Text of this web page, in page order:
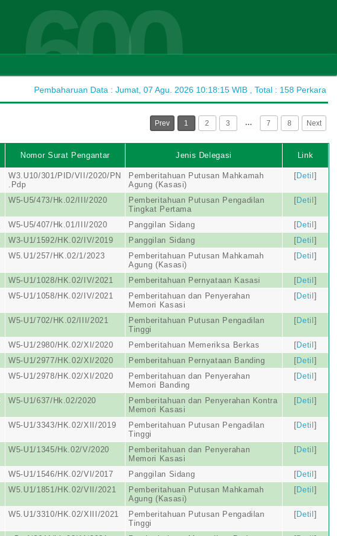
600
Pembaharuan Data : Jumat, 07 Agu. 2026 10:18:15 WIB , Total : 158 Perkara
Prev 1 2 3 … 7 8 Next
Nomor Surat Pengantar Jenis Delegasi Link
W3.U10/301/PID/VII/2020/PN
.Pdp
Pemberitahuan Putusan Mahkamah
Agung (Kasasi)
[Detil ]
W5-U5/473/Hk.02/III/2020
Pemberitahuan Putusan Pengadilan
Tingkat Pertama
[Detil ]
W5-U5/407/Hk.01/III/2020 Panggilan Sidang [Detil ]
W3-U1/1592/HK.02/IV/2019 Panggilan Sidang [Detil ]
W5.U1/257/HK.02/1/2023
Pemberitahuan Putusan Mahkamah
Agung (Kasasi)
[Detil ]
W5-U1/1028/HK.02/IV/2021 Pemberitahuan Pernyataan Kasasi [Detil ]
W5-U1/1058/HK.02/IV/2021
Pemberitahuan dan Penyerahan
Memori Kasasi
[Detil ]
W5-U1/702/HK.02/III/2021
Pemberitahuan Putusan Pengadilan
Tinggi
[Detil ]
W5-U1/2980/HK.02/XI/2020 Pemberitahuan Memeriksa Berkas [Detil ]
W5-U1/2977/HK.02/XI/2020 Pemberitahuan Pernyataan Banding [Detil ]
W5-U1/2978/HK.02/XI/2020
Pemberitahuan dan Penyerahan
Memori Banding
[Detil ]
W5-U1/637/Hk.02/2020
Pemberitahuan dan Penyerahan Kontra
Memori Kasasi
[Detil ]
W5-U1/3343/HK.02/XII/2019
Pemberitahuan Putusan Pengadilan
Tinggi
[Detil ]
W5-U1/1345/Hk.02/V/2020
Pemberitahuan dan Penyerahan
Memori Kasasi
[Detil ]
W5-U1/1546/HK.02/VI/2017 Panggilan Sidang [Detil ]
W5.U1/1851/HK.02/VII/2021
Pemberitahuan Putusan Mahkamah
Agung (Kasasi)
[Detil ]
W5.U1/3310/HK.02/XIII/2021
Pemberitahuan Putusan Pengadilan
Tinggi
[Detil ]